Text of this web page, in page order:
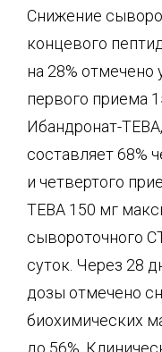
Снижение
концевого
на 28% отмечено
первого приема
Ибандронат-
составляет 68%
и четвертого
ТЕВА 150 мг
сывороточного
суток. Через 28
дозы отмечено
биохимических
до 56%.